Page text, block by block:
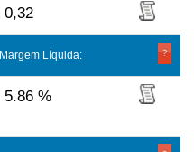
0,32
Margem Líquida:
5.86 %